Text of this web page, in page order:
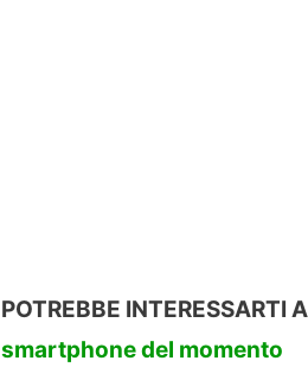
POTREBBE INTERESSARTI
smartphone del momento